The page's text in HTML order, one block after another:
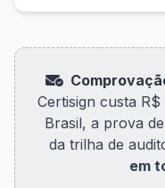
Certisign custa
Brasil, a prova
da trilha de
em